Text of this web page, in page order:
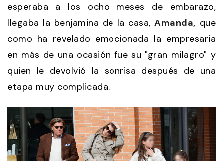
esperaba a los ocho meses de embarazo,
llegaba la benjamina de la casa,Amanda, que
como ha revelado emocionada la empresaria
en más de una ocasión fue su "gran milagro" y
quien le devolvió la sonrisa después de una
etapa muy complicada.